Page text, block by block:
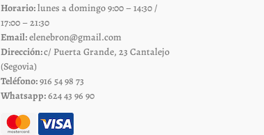
Horario:lunes a domingo 9:00 – 14:30 /
17:00 – 21:30
Email:elenebron@gmail.com
Dirección:c/ Puerta Grande, 23 Cantalejo
(Segovia)
Teléfono:916 54 98 73
Whatsapp:624 43 96 90